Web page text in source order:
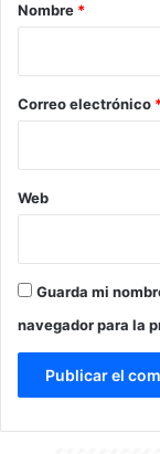
*
Nombre *
Correo electrónico
Web
Guarda mi
navegador para la